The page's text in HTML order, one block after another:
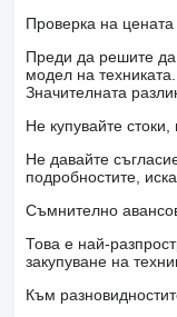
Проверка на цената
Преди да решите да
модел на
Значителната
Не купувайте
Не давайте
подробностите,
Съмнително
Това е най-
закупуване на
Към